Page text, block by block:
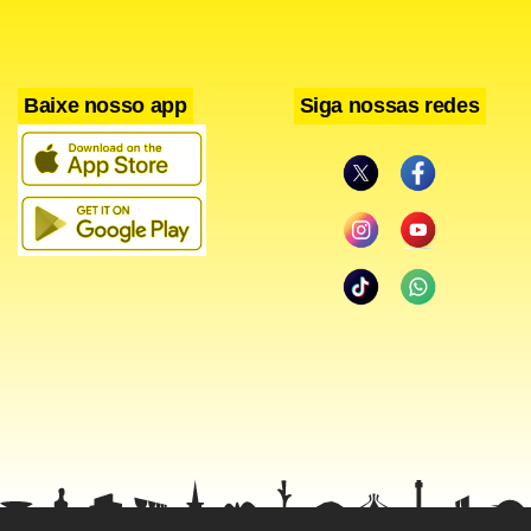
Ele afirmou que a ponte foi fechada há quatro anos pela
concessionária, com a promessa de reabertura logo após a
Copa. Porém, a estrutura continua interditada até hoje,
gerando “transtorno” à população de Guarulhos.
uma decisão será tomada.
Baixe nosso app Siga nossas redes